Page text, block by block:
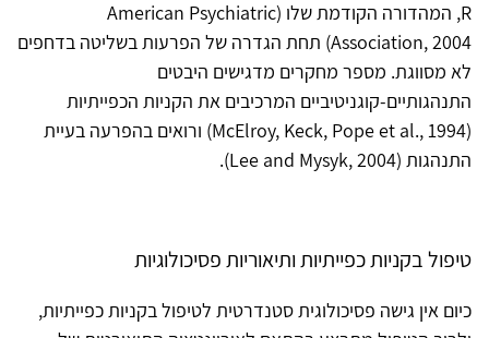
R, המהדורה הקודמת שלו (American Psychiatric
Association, 2004) תחת הגדרה של הפרעות בשליטה בדחפים
לא מסווגת. מספר מחקרים מדגישים היבטים
התנהגותיים-קוגניטיביים המרכיבים את הקניות הכפייתיות
(McElroy, Keck, Pope et al., 1994) ורואים בהפרעה בעיית
התנהגות (Lee and Mysyk, 2004).
טיפול בקניות כפייתיות ותיאוריות פסיכולוגיות
כיום אין גישה פסיכולוגית סטנדרטית לטיפול בקניות כפייתיות,